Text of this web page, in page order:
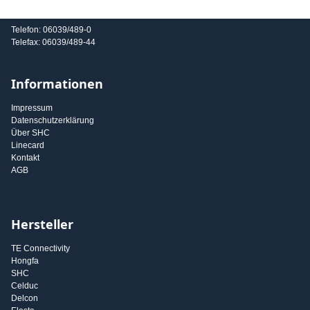
Telefon: 06039/489-0
Telefax: 06039/489-44
Informationen
Impressum
Datenschutzerklärung
Über SHC
Linecard
Kontakt
AGB
Hersteller
TE Connectivity
Hongfa
SHC
Celduc
Delcon